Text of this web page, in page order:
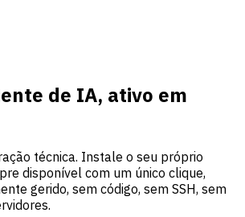
de IA, ativo em
técnica. Instale o seu próprio
disponível com um único clique,
gerido, sem código, sem SSH, sem